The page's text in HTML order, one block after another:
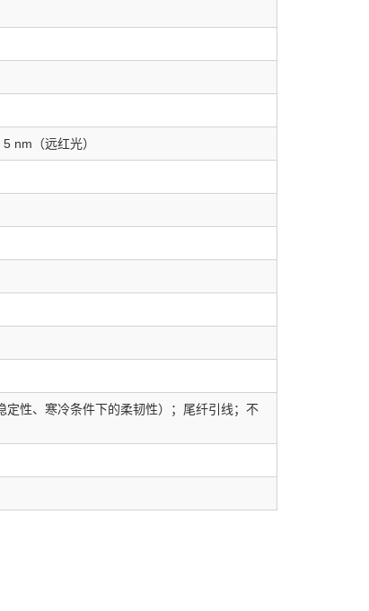
nm（远红光）
性、寒冷条件下的柔韧性）；尾纤引线；不